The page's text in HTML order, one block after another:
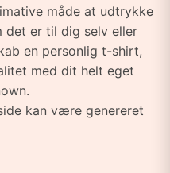
måde at udtrykke
det er til dig selv eller
en personlig t-shirt,
med dit helt eget
kan være genereret